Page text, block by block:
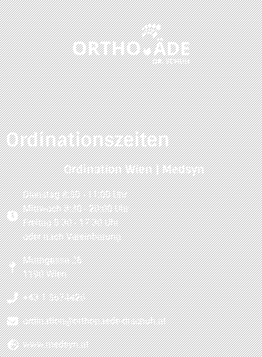
Ordinationszeiten
Ordination Wien | Medsyn
Dienstag 8:30 - 11:00 Uhr
Mittwoch 8:30 - 20:00 Uhr
Freitag 8:30 - 17:30 Uhr
oder nach Vereinbarung
Muthgasse 26
1190 Wien
+43 1 3674426
ordination@orthopaede-drschuh.at
www.medsyn.at